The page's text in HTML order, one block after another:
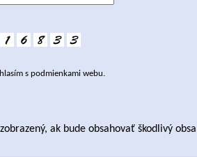
s podmienkami webu.
ak bude obsahovať škodlivý